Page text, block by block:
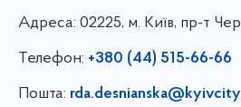
Адреса: 02225, м. Київ, пр-т
Телефон: +380 (44) 515-66-66
Пошта: